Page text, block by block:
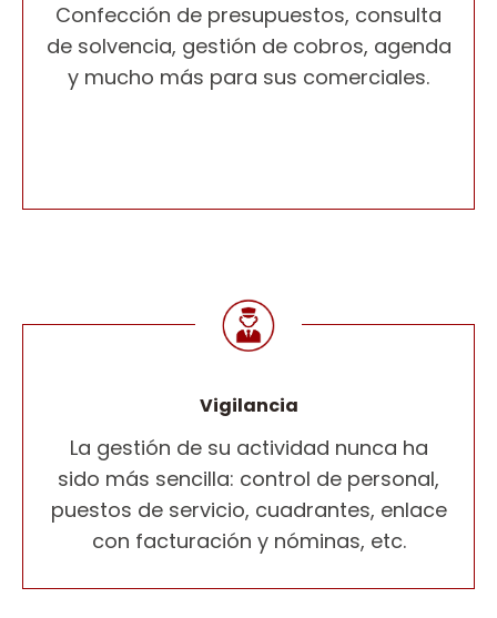
Confección de presupuestos, consulta
de solvencia, gestión de cobros, agenda
y mucho más para sus comerciales.
Vigilancia
La gestión de su actividad nunca ha
sido más sencilla: control de personal,
puestos de servicio, cuadrantes, enlace
con facturación y nóminas, etc.